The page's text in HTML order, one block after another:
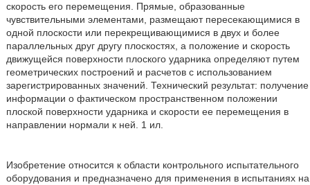
скорость его перемещения. Прямые, образованные
чувствительными элементами, размещают пересекающимися в
одной плоскости или перекрещивающимися в двух и более
параллельных друг другу плоскостях, а положение и скорость
движущейся поверхности плоского ударника определяют путем
геометрических построений и расчетов с использованием
зарегистрированных значений. Технический результат: получение
информации о фактическом пространственном положении
плоской поверхности ударника и скорости ее перемещения в
направлении нормали к ней. 1 ил.
Изобретение относится к области контрольного испытательного
оборудования и предназначено для применения в испытаниях на